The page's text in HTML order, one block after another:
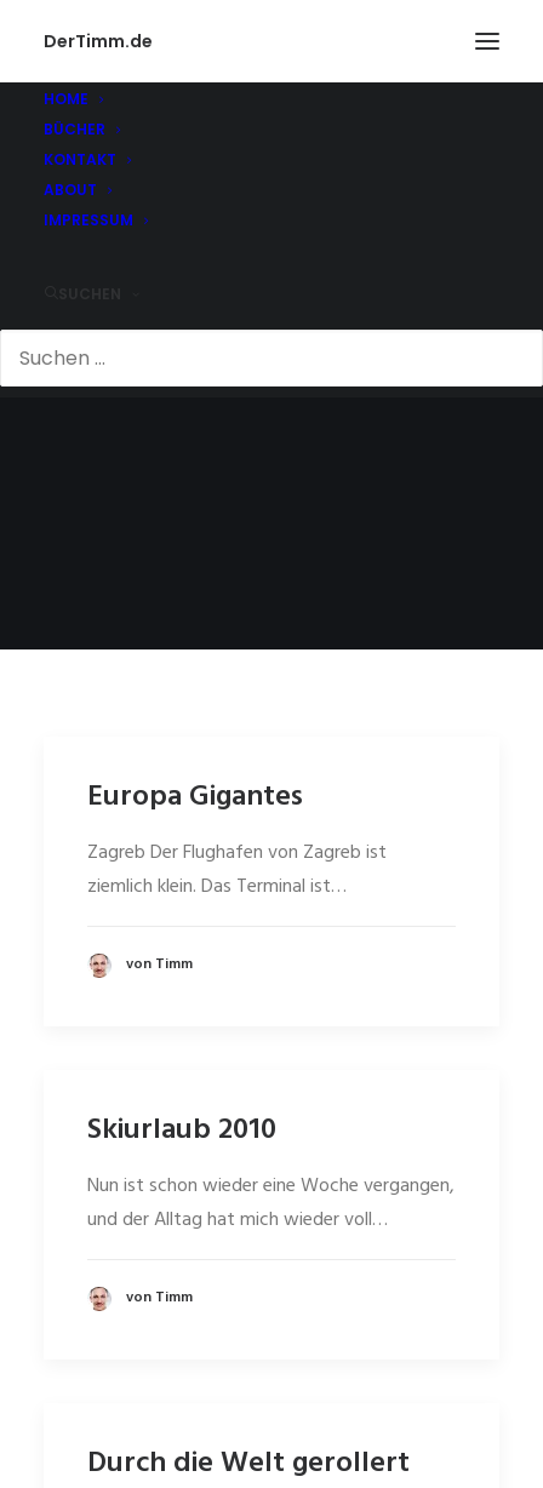
DerTimm.de
HOME
BÜCHER
KONTAKT
ABOUT
IMPRESSUM
Europa Gigantes
Zagreb Der Flughafen von Zagreb ist
ziemlich klein. Das Terminal ist…
von Timm
Skiurlaub 2010
Nun ist schon wieder eine Woche vergangen,
und der Alltag hat mich wieder voll…
von Timm
Durch die Welt gerollert